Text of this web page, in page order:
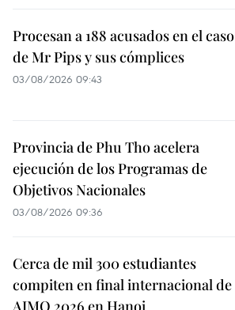
Procesan a 188 acusados en el caso
de Mr Pips y sus cómplices
03/08/2026 09:43
Provincia de Phu Tho acelera
ejecución de los Programas de
Objetivos Nacionales
03/08/2026 09:36
Cerca de mil 300 estudiantes
compiten en final internacional de
AIMO 2026 en Hanoi